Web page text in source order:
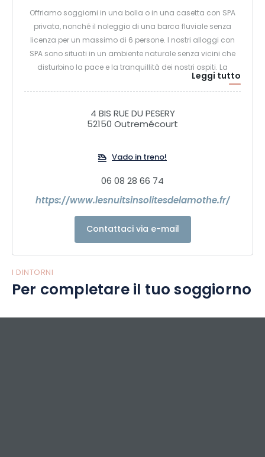
Offriamo soggiorni in una bolla o in una casetta con SPA
privata, nonché il noleggio di una barca fluviale senza
licenza per un massimo di 6 persone. I nostri alloggi con
SPA sono situati in un ambiente naturale senza vicini che
disturbino la pace e la tranquillità dei nostri ospiti. La
colazione è inclusa nel soggiorno.Leggi tutto
4 BIS RUE DU PESERY
52150 Outremécourt
Vado in treno!
06 08 28 66 74
https://www.lesnuitsinsolitesdelamothe.fr/
Contattaci via e-mail
I DINTORNI
Per completare il tuo soggiorno